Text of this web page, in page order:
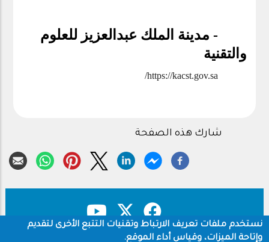
- مدينة الملك عبدالعزيز للعلوم
والتقنية
https://kacst.gov.sa
/
شارك هذه الصفحة
نستخدم ملفات تعريف الارتباط وتقنيات التتبع الأخرى لتقديم
وإتاحة الميزات، وقياس أداء الموقع.